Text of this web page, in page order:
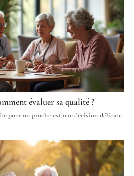
évaluer sa qualité ?
pour un proche est une décision délicate.